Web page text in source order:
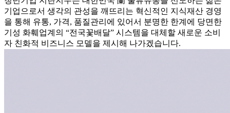
기업으로서 생각의 관성을 깨뜨리는 혁신적인 지식재산 경영
을 통해 유통, 가격, 품질관리에 있어서 분명한 한계에 당면한
기성 화훼업계의 “전국꽃배달” 시스템을 대체할 새로운 소비
자 친화적 비즈니스 모델을 제시해 나가겠습니다.